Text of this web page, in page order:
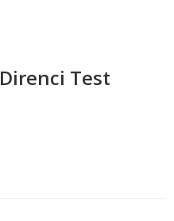
Test